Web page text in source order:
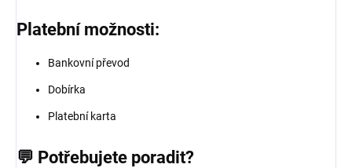
Platební možnosti:
Bankovní převod
Dobírka
Platební karta
💬 Potřebujete poradit?